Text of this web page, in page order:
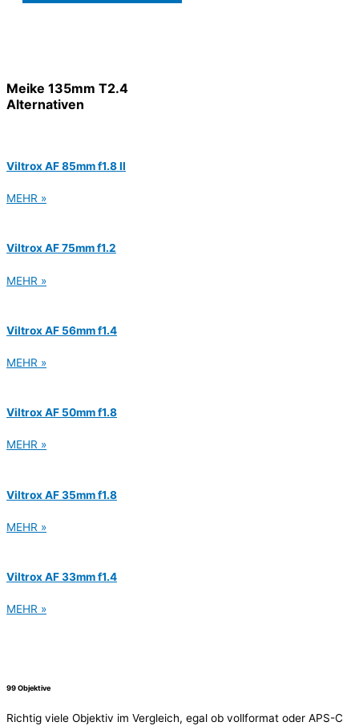
Meike 135mm T2.4
Alternativen
Viltrox AF 85mm f1.8 II
MEHR »
Viltrox AF 75mm f1.2
MEHR »
Viltrox AF 56mm f1.4
MEHR »
Viltrox AF 50mm f1.8
MEHR »
Viltrox AF 35mm f1.8
MEHR »
Viltrox AF 33mm f1.4
MEHR »
99 Objektive
Richtig viele Objektiv im Vergleich, egal ob vollformat oder APS-C